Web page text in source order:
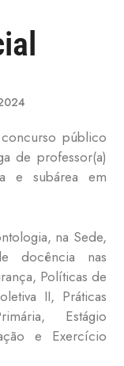
público
de professor(a)
e subárea em
na Sede,
docência nas
Políticas de
II, Práticas
Estágio
e Exercício